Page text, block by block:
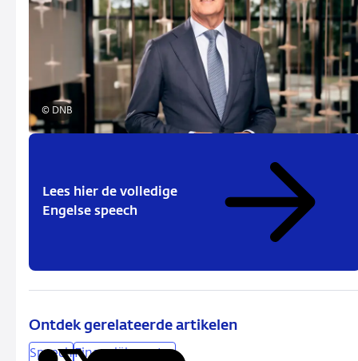
© DNB
Lees hier de volledige
Engelse speech
Ontdek gerelateerde artikelen
SpeechFinanciële sector